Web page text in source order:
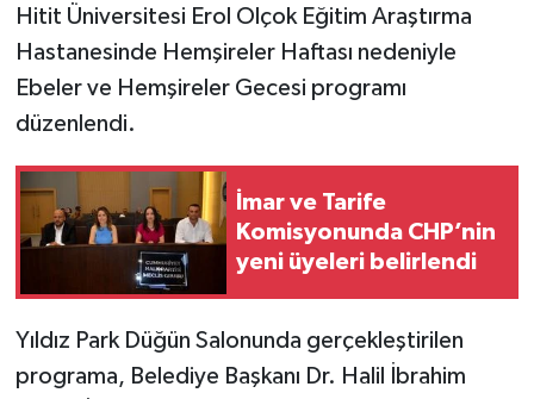
Hitit Üniversitesi Erol Olçok Eğitim Araştırma
Hastanesinde Hemşireler Haftası nedeniyle
Ebeler ve Hemşireler Gecesi programı
düzenlendi.
İmar ve Tarife
Komisyonunda CHP’nin
yeni üyeleri belirlendi
Yıldız Park Düğün Salonunda gerçekleştirilen
programa, Belediye Başkanı Dr. Halil İbrahim